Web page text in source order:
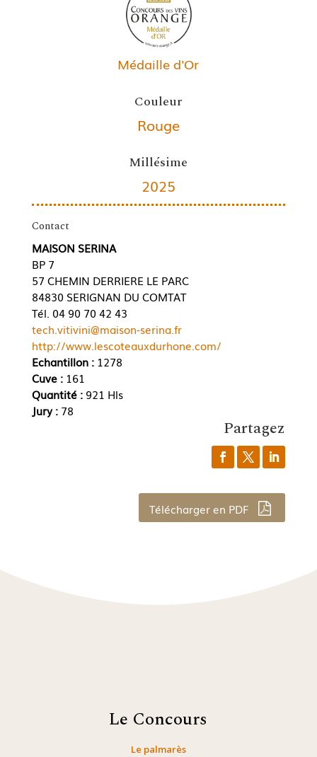
Médaille d'Or
Couleur
Rouge
Millésime
2025
Contact
MAISON SERINA
BP 7
57 CHEMIN DERRIERE LE PARC
84830 SERIGNAN DU COMTAT
Tél. 04 90 70 42 43
tech.vitivini@maison-serina.fr
http://www.lescoteauxdurhone.com/
Echantillon :1278
Cuve : 161
Quantité : 921 Hls
Jury : 78
Partagez
Télécharger en PDF
Le Concours
Le palmarès